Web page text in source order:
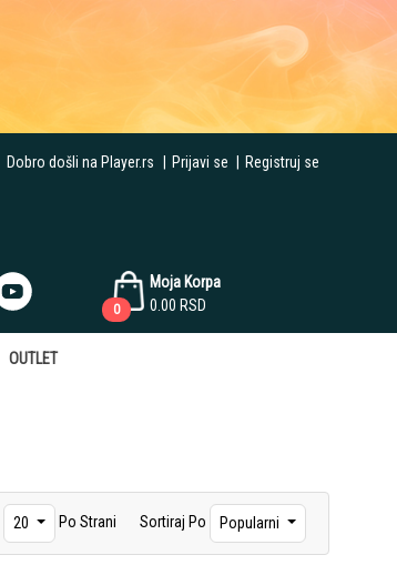
Dobro došli na Player.rs Prijavi se Registruj se
Moja Korpa
0.00 RSD
0
OUTLET
20 Po Strani Sortiraj Po Popularni